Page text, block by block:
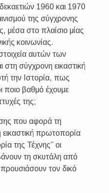
1960 και 1970
της σύγχρονης
μέσα στο πλαίσιο μίας
κοινωνίας.
αυτών των
σύγχρονη εικαστική
την Ιστορία, πως
ποιο βαθμό έχουμε
της;
που αφορά τη
εικαστική πρωτοπορία
της Τέχνης” οι
τη σκυτάλη από
τον δικό